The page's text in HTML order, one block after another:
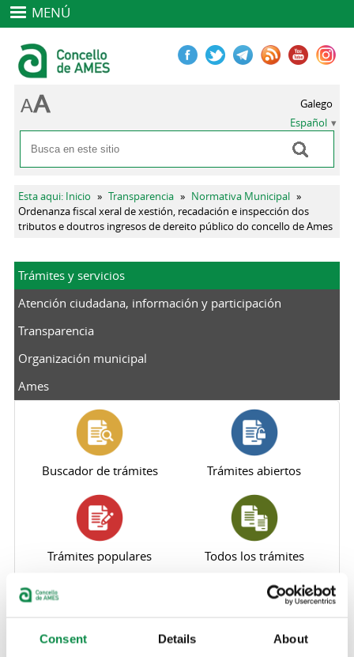
Consent Details About
MENÚ
Formulario de búsqueda
Buscar
Galego
Español
Se encuentra usted aquí
Esta aqui: Inicio » Transparencia » Normativa Municipal »
Ordenanza fiscal xeral de xestión, recadación e inspección dos
tributos e doutros ingresos de dereito público do concello de Ames
Trámites y servicios
Atención ciudadana, información y participación
Transparencia
Organización municipal
Ames
Buscador de trámites Trámites abiertos
Trámites populares Todos los trámites
Perfil del contratante Sede electrónica